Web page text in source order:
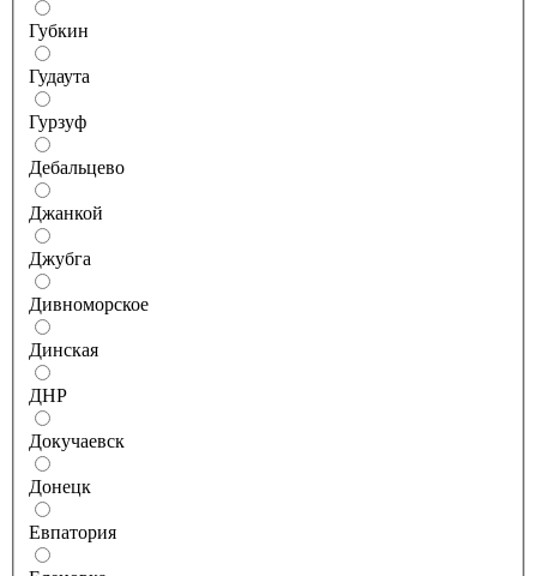
Губкин
Гудаута
Гурзуф
Дебальцево
Джанкой
Джубга
Дивноморское
Динская
ДНР
Докучаевск
Донецк
Евпатория